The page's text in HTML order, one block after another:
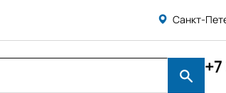
Санкт-